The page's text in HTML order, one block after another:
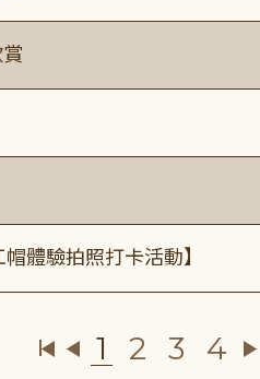
體驗拍照打卡活動】
1 2 3 4